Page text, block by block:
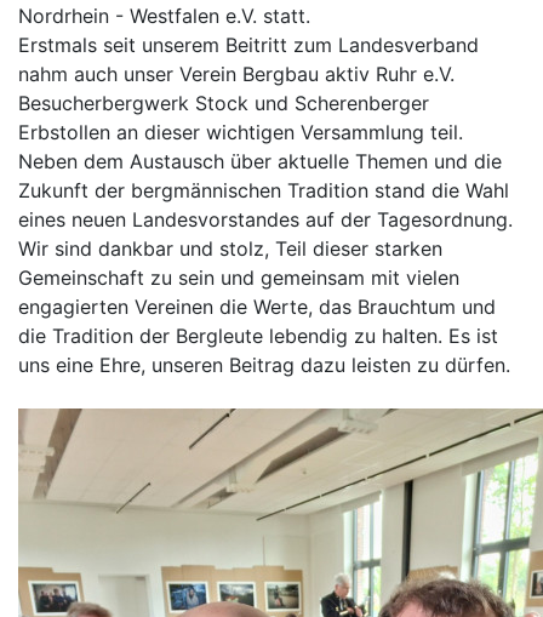
Nordrhein - Westfalen e.V. statt.
Erstmals seit unserem Beitritt zum Landesverband
nahm auch unser Verein Bergbau aktiv Ruhr e.V.
Besucherbergwerk Stock und Scherenberger
Erbstollen an dieser wichtigen Versammlung teil.
Neben dem Austausch über aktuelle Themen und die
Zukunft der bergmännischen Tradition stand die Wahl
eines neuen Landesvorstandes auf der Tagesordnung.
Wir sind dankbar und stolz, Teil dieser starken
Gemeinschaft zu sein und gemeinsam mit vielen
engagierten Vereinen die Werte, das Brauchtum und
die Tradition der Bergleute lebendig zu halten. Es ist
uns eine Ehre, unseren Beitrag dazu leisten zu dürfen.